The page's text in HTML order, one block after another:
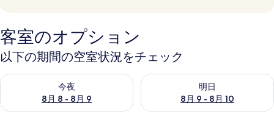
客室のオプション
以下の期間の空室状況をチェック
今夜
8月 8 - 8月 9
今夜 8月 8 - 8月 9 の空室状況をチェック
明日
8月 9 - 8月 10
明日 8月 9 - 8月 10 の空室状